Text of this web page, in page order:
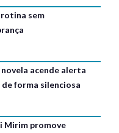
sem
acende alerta
forma silenciosa
Mirim promove